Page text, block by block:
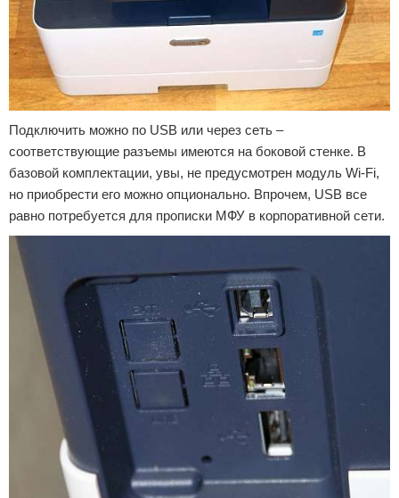
Подключить можно по USB или через сеть –
соответствующие разъемы имеются на боковой стенке. В
базовой комплектации, увы, не предусмотрен модуль Wi-Fi,
но приобрести его можно опционально. Впрочем, USB все
равно потребуется для прописки МФУ в корпоративной сети.